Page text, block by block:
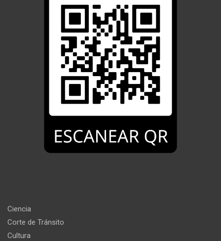
Ciencia
Corte de Tránsito
Cultura